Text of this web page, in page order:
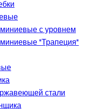
с уровнем
"Трапеция"
стали